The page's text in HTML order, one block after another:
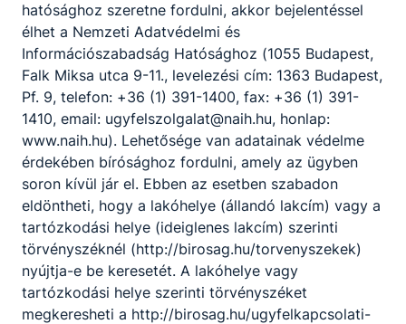
hatósághoz szeretne fordulni, akkor bejelentéssel
élhet a Nemzeti Adatvédelmi és
Információszabadság Hatósághoz (1055 Budapest,
Falk Miksa utca 9-11., levelezési cím: 1363 Budapest,
Pf. 9, telefon: +36 (1) 391-1400, fax: +36 (1) 391-
1410, email: ugyfelszolgalat@naih.hu, honlap:
www.naih.hu). Lehetősége van adatainak védelme
érdekében bírósághoz fordulni, amely az ügyben
soron kívül jár el. Ebben az esetben szabadon
eldöntheti, hogy a lakóhelye (állandó lakcím) vagy a
tartózkodási helye (ideiglenes lakcím) szerinti
törvényszéknél (http://birosag.hu/torvenyszekek)
nyújtja-e be keresetét. A lakóhelye vagy
tartózkodási helye szerinti törvényszéket
megkeresheti a http://birosag.hu/ugyfelkapcsolati-